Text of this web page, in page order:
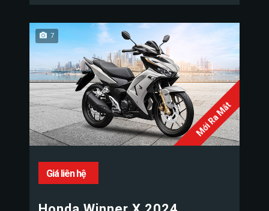
Mới Ra Mắt
7
Giá liên hệ